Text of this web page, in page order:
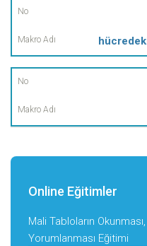
Online Eğitimler
Mali Tabloların
Yorumlanması Eğitimi